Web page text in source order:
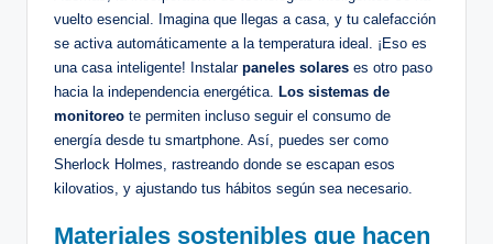
vuelto esencial. Imagina que llegas a casa, y tu calefacción
se activa automáticamente a la temperatura ideal. ¡Eso es
una casa inteligente! Instalar paneles solares es otro paso
hacia la independencia energética. Los sistemas de
monitoreo te permiten incluso seguir el consumo de
energía desde tu smartphone. Así, puedes ser como
Sherlock Holmes, rastreando donde se escapan esos
kilovatios, y ajustando tus hábitos según sea necesario.
Materiales sostenibles que hacen